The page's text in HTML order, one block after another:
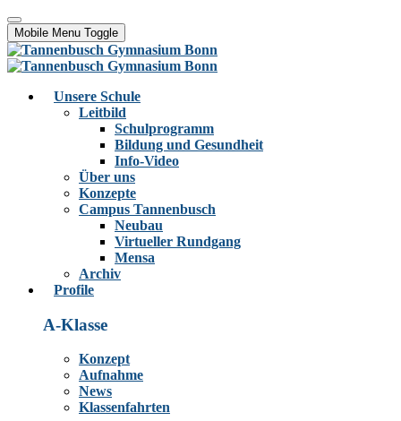
Mobile Menu Toggle
Unsere Schule
Leitbild
Schulprogramm
Bildung und Gesundheit
Info-Video
Über uns
Konzepte
Campus Tannenbusch
Neubau
Virtueller Rundgang
Mensa
Archiv
Profile
A-Klasse
Konzept
Aufnahme
News
Klassenfahrten